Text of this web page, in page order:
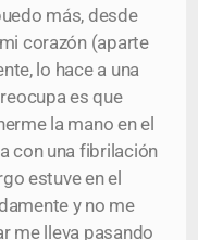
más, desde
corazón (aparte
lo hace a una
es que
la mano en el
con una fibrilación
estuve en el
y no me
me lleva pasando